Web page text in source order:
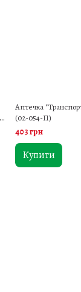
Аптечка
(02-054-П)
403 грн
Купити